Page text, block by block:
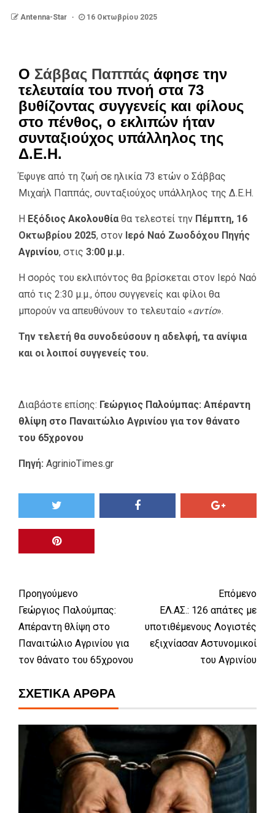
Antenna-Star 16 Οκτωβρίου 2025
Ο Σάββας Παππάς άφησε την
τελευταία του πνοή στα 73
βυθίζοντας συγγενείς και φίλους
στο πένθος, ο εκλιπών ήταν
συνταξιούχος υπάλληλος της
Δ.Ε.Η.
Έφυγε από τη ζωή σε ηλικία 73 ετών ο Σάββας
Μιχαήλ Παππάς, συνταξιούχος υπάλληλος της Δ.Ε.Η.
Η Εξόδιος Ακολουθία θα τελεστεί την Πέμπτη, 16
Οκτωβρίου 2025, στον Ιερό Ναό Ζωοδόχου Πηγής
Αγρινίου, στις 3:00 μ.μ.
Η σορός του εκλιπόντος θα βρίσκεται στον Ιερό Ναό
από τις 2:30 μ.μ., όπου συγγενείς και φίλοι θα
μπορούν να απευθύνουν το τελευταίο «αντίο».
Την τελετή θα συνοδεύσουν η αδελφή, τα ανίψια
και οι λοιποί συγγενείς του.
Διαβάστε επίσης: Γεώργιος Παλούμπας: Απέραντη
θλίψη στο Παναιτώλιο Αγρινίου για τον θάνατο
του 65χρονου
Πηγή: AgrinioTimes.gr
Προηγούμενο
Γεώργιος Παλούμπας:
Απέραντη θλίψη στο
Παναιτώλιο Αγρινίου για
τον θάνατο του 65χρονου
Επόμενο
ΕΛ.ΑΣ.: 126 απάτες με
υποτιθέμενους Λογιστές
εξιχνίασαν Αστυνομικοί
του Αγρινίου
ΣΧΕΤΙΚΆ ΆΡΘΡΑ